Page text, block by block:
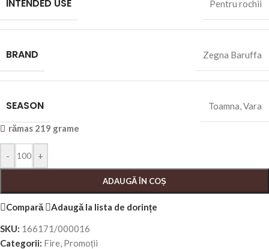
INTENDED USE Pentru rochii
BRAND Zegna Baruffa
SEASON Toamna,Vara
rămas 219 grame
- +
ADAUGĂ ÎN COȘ
Compară
Adaugă la lista de dorințe
SKU: 166171/000016
Categorii: Fire, Promoții